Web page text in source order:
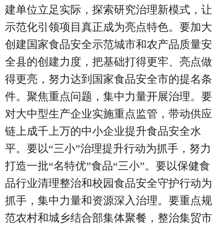
建单位立足实际，探索研究治理新模式，让
示范化引领项目真正成为亮点特色。要加大
创建国家食品安全示范城市和农产品质量安
全县的创建力度，把基础打得更牢、亮点做
得更亮，努力达到国家食品安全市的提名条
件。聚焦重点问题，集中力量开展治理。要
对大中型生产企业实施重点监管，带动供应
链上成千上万的中小企业提升食品安全水
平。要以“三小”治理提升行动为抓手，努力
打造一批“名特优”食品“三小”。要以保健食
品行业清理整治和校园食品安全守护行动为
抓手，集中力量和资源深入治理。要重点规
范农村和城乡结合部集体聚餐，整治集贸市